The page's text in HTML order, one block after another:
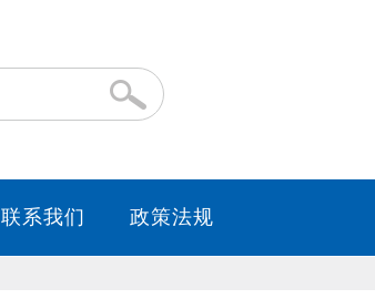
联系我们 政策法规